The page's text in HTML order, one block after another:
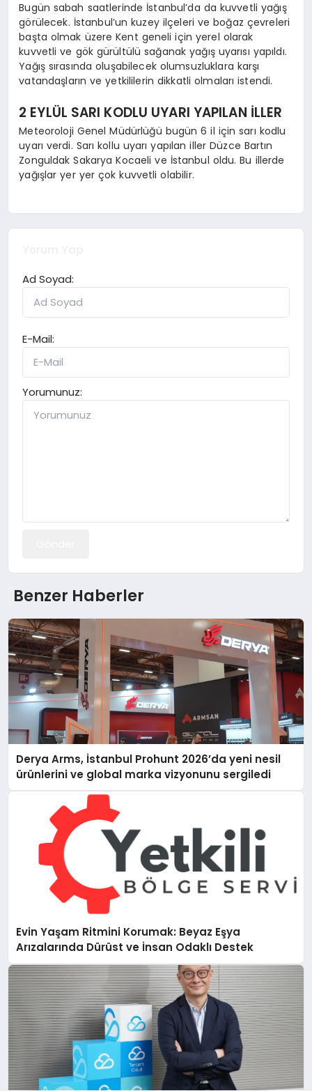
Bugün sabah saatlerinde İstanbul’da da kuvvetli yağış
görülecek. İstanbul’un kuzey ilçeleri ve boğaz çevreleri
başta olmak üzere Kent geneli için yerel olarak
kuvvetli ve gök gürültülü sağanak yağış uyarısı yapıldı.
Yağış sırasında oluşabilecek olumsuzluklara karşı
vatandaşların ve yetkililerin dikkatli olmaları istendi.
2 EYLÜL SARI KODLU UYARI YAPILAN İLLER
Meteoroloji Genel Müdürlüğü bugün 6 il için sarı kodlu
uyarı verdi. Sarı kollu uyarı yapılan iller Düzce Bartın
Zonguldak Sakarya Kocaeli ve İstanbul oldu. Bu illerde
yağışlar yer yer çok kuvvetli olabilir.
Ad Soyad:
E-Mail:
Yorumunuz:
Benzer Haberler
Derya Arms, İstanbul Prohunt 2026’da yeni nesil
ürünlerini ve global marka vizyonunu sergiledi
Evin Yaşam Ritmini Korumak: Beyaz Eşya
Arızalarında Dürüst ve İnsan Odaklı Destek